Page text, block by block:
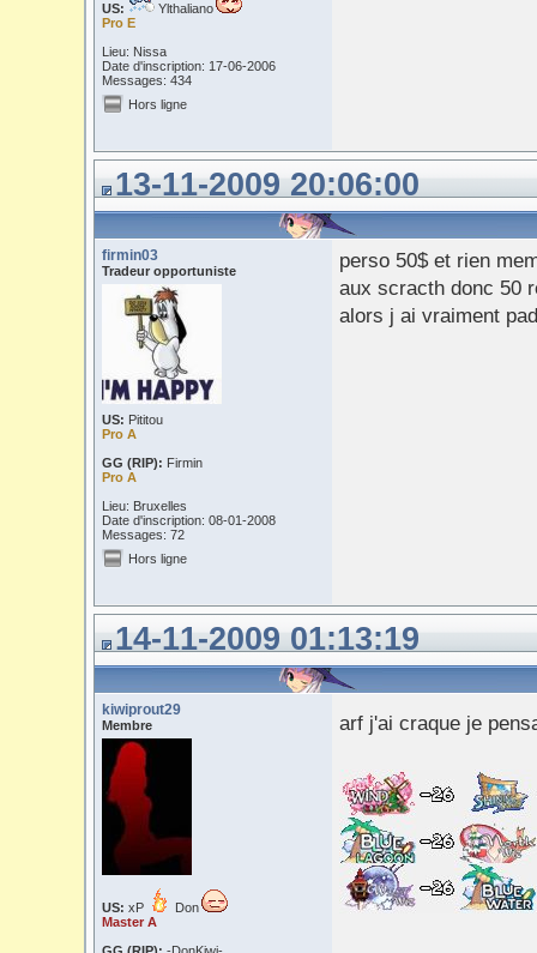
US:
Ylthaliano
Pro E
Lieu: Nissa
Date d'inscription: 17-06-2006
Messages: 434
Hors ligne
13-11-2009 20:06:00
firmin03
Tradeur opportuniste
US: Pititou
Pro A
GG (RIP): Firmin
Pro A
Lieu: Bruxelles
Date d'inscription: 08-01-2008
Messages: 72
perso 50$ et rien
aux scracth donc 50
alors j ai vraiment
Hors ligne
14-11-2009 01:13:19
kiwiprout29
Membre
US: xP
Don
Master A
arf j'ai craque je